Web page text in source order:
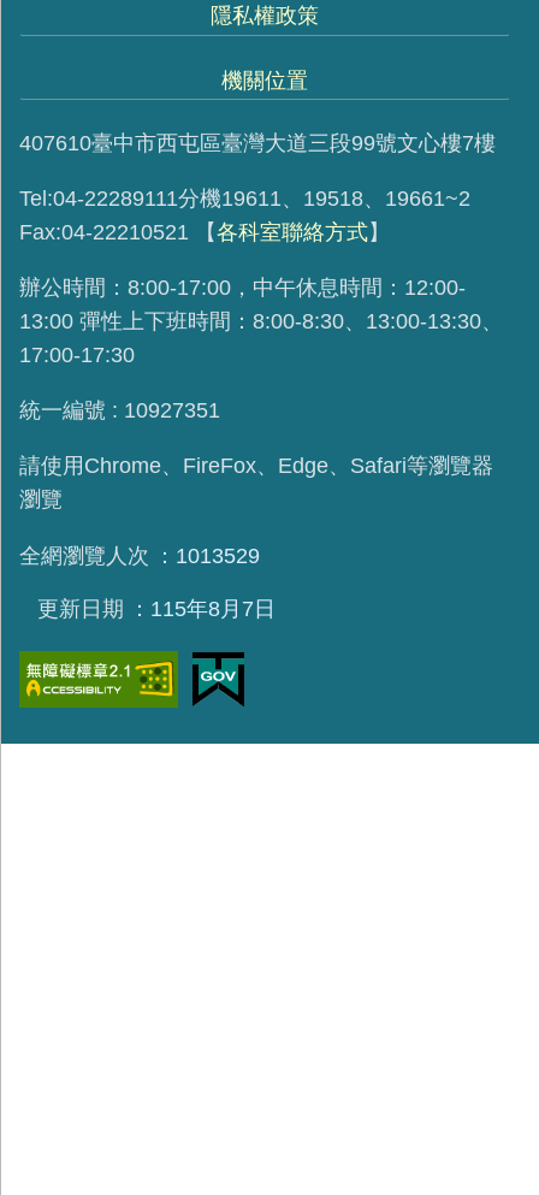
隱私權政策
機關位置
407610臺中市西屯區臺灣大道三段99號文心樓7樓
Tel:04-22289111分機19611、19518、19661~2
Fax:04-22210521
【各科室聯絡方式】
辦公時間：8:00-17:00，中午休息時間：12:00-
13:00 彈性上下班時間：8:00-8:30、13:00-13:30、
17:00-17:30
統一編號 : 10927351
請使用 Chrome、FireFox、Edge、Safari等瀏覽器
瀏覽
全網瀏覽人次 1013529
更新日期 115年8月7日